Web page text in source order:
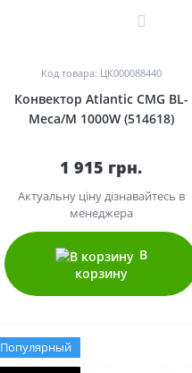
Код товара: ЦК000088440
Конвектор Atlantic CMG BL-
Meca/M 1000W (514618)
1 915 грн.
Актуальну ціну дізнавайтесь в
менеджера
В
корзину
Популярный